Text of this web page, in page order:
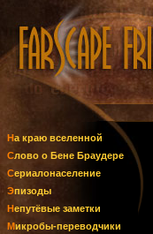
На краю вселенной
Слово о Бене Браудере
Сериалонаселение
Эпизоды
Непутёвые заметки
Микробы-переводчики